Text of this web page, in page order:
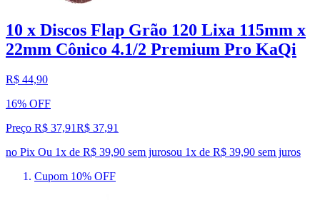
10 x Discos Flap Grão 120 Lixa 115mm x
22mm Cônico 4.1/2 Premium Pro KaQi
R$ 44,90
16% OFF
Preço R$ 37,91R$ 37,91
no Pix Ou 1x de R$ 39,90 sem jurosou 1x de R$ 39,90 sem juros
Cupom 10% OFF